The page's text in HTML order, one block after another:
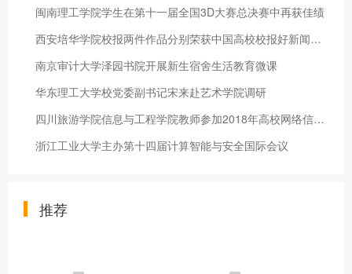
闽南理工学院学生在第十一届全国3D大赛总决赛中再获佳绩
西安培华学院校报两件作品分别荣获中国高校校报好新闻奖一等奖、
南京审计大学泽园书院开展新生宿舍生活教育微课
华东理工大学校党委副书记宋来赴艺术学院调研
四川旅游学院信息与工程学院教师参加2018年高校网络信息安全研讨
浙江工业大学主办第十四届计算智能与安全国际会议
推荐